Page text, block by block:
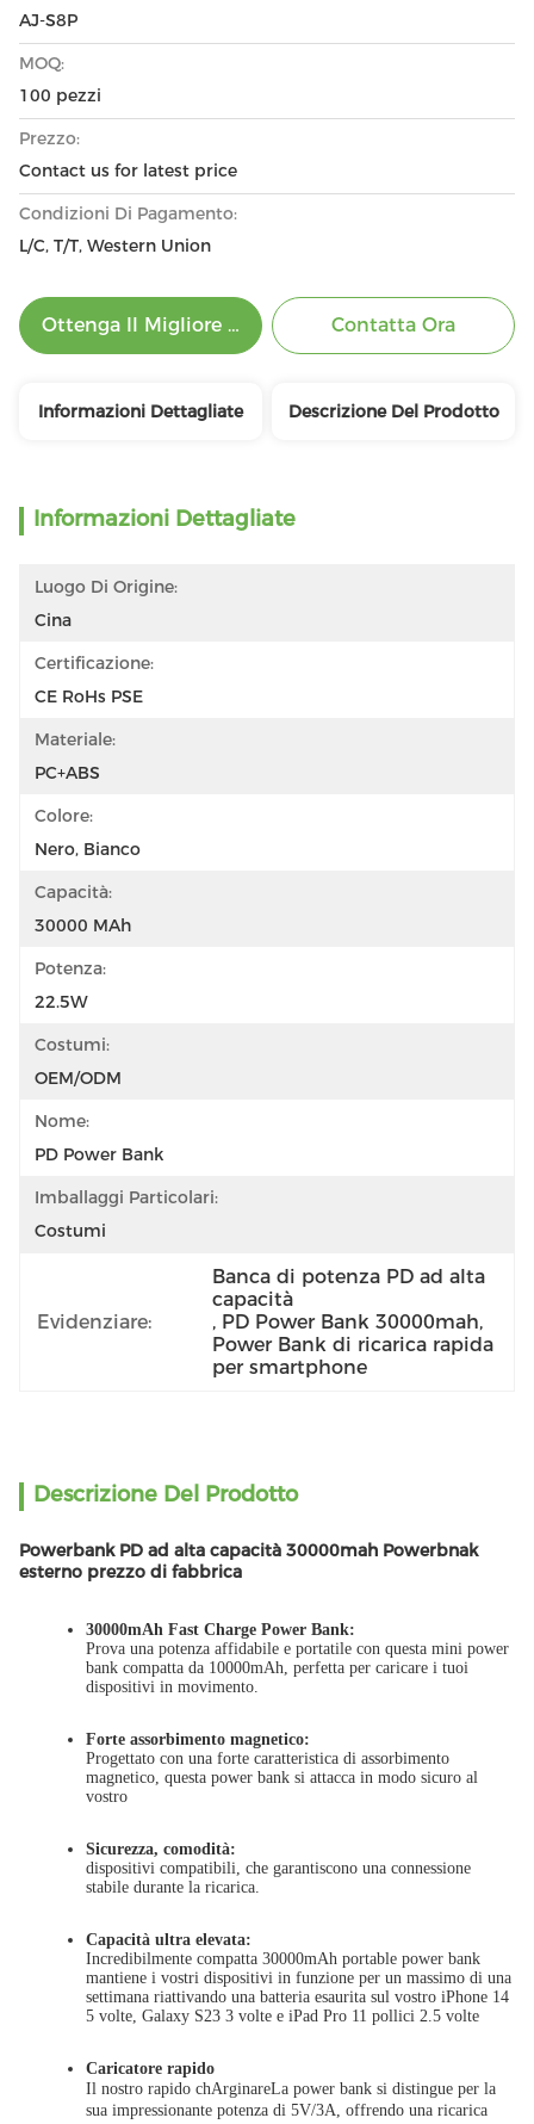
AJ-S8P
MOQ:
100 pezzi
Prezzo:
Contact us for latest price
Condizioni Di Pagamento:
L/C, T/T, Western Union
Ottenga Il Migliore Prezzo Contatta Ora
Informazioni Dettagliate Descrizione Del Prodotto
Informazioni Dettagliate
Luogo Di Origine:
Cina
Certificazione:
CE RoHs PSE
Materiale:
PC+ABS
Colore:
Nero, Bianco
Capacità:
30000 MAh
Potenza:
22.5W
Costumi:
OEM/ODM
Nome:
PD Power Bank
Imballaggi Particolari:
Costumi
Evidenziare:
Banca di potenza PD ad alta
capacità
, PD Power Bank 30000mah,
Power Bank di ricarica rapida
per smartphone
Descrizione Del Prodotto
Powerbank PD ad alta capacità 30000mah Powerbnak
esterno prezzo di fabbrica
30000mAh Fast Charge Power Bank:
Prova una potenza affidabile e portatile con questa mini power
bank compatta da 10000mAh, perfetta per caricare i tuoi
dispositivi in movimento.
Forte assorbimento magnetico:
Progettato con una forte caratteristica di assorbimento
magnetico, questa power bank si attacca in modo sicuro al
vostro
Sicurezza, comodità:
dispositivi compatibili, che garantiscono una connessione
stabile durante la ricarica.
Capacità ultra elevata:
Incredibilmente compatta 30000mAh portable power bank
mantiene i vostri dispositivi in funzione per un massimo di una
settimana riattivando una batteria esaurita sul vostro iPhone 14
5 volte, Galaxy S23 3 volte e iPad Pro 11 pollici 2.5 volte
Caricatore rapido
Il nostro rapido chArginareLa power bank si distingue per la
sua impressionante potenza di 5V/3A, offrendo una ricarica